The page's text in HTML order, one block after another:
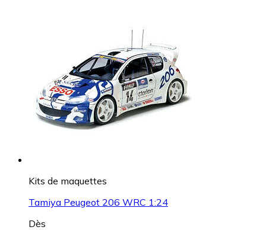
Kits de maquettes
Tamiya Peugeot 206 WRC 1:24
Dès